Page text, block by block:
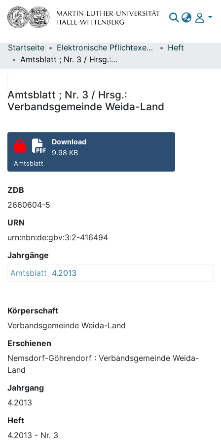
Bereiche & Sammlungen
Statistiken
Startseite Elektronische Pflichtexemplare
Heft
Amtsblatt ; Nr. 3 / Hrsg.: Verbandsgemeinde Weida-Land
Amtsblatt ; Nr. 3 / Hrsg.:
Verbandsgemeinde Weida-Land
Download
9.98 KB
Amtsblatt
ZDB
2660604-5
URN
urn:nbn:de:gbv:3:2-416494
Jahrgänge
Amtsblatt 4.2013
Körperschaft
Verbandsgemeinde Weida-Land
Erschienen
Nemsdorf-Göhrendorf : Verbandsgemeinde Weida-
Land
Jahrgang
4.2013
Heft
4.2013 - Nr. 3